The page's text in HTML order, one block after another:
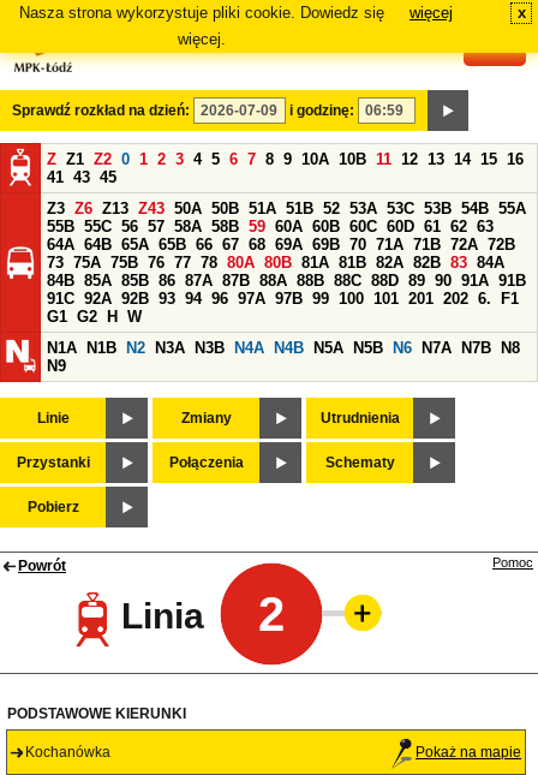
Nasza strona wykorzystuje pliki cookie. Dowiedz się
więcej.
więcej x
Sprawdź rozkład na dzień: i godzinę:
Z Z1 Z2 0 1 2 3 4 5 6 7 8 9 10A 10B 11 12 13 14 15 16
41 43 45
Z3 Z6 Z13 Z43 50A 50B 51A 51B 52 53A 53C 53B 54B 55A
55B 55C 56 57 58A 58B 59 60A 60B 60C 60D 61 62 63
64A 64B 65A 65B 66 67 68 69A 69B 70 71A 71B 72A 72B
73 75A 75B 76 77 78 80A 80B 81A 81B 82A 82B 83 84A
84B 85A 85B 86 87A 87B 88A 88B 88C 88D 89 90 91A 91B
91C 92A 92B 93 94 96 97A 97B 99 100 101 201 202 6.
F1
G1 G2 H
W
N1A
N1B N2 N3A N3B N4A N4B N5A N5B N6 N7A N7B
N8
N9
Linie Zmiany Utrudnienia
Przystanki Połączenia Schematy
Pobierz
Powrót
Linia 2
Pomoc
PODSTAWOWE KIERUNKI
Kochanówka Pokaż na mapie